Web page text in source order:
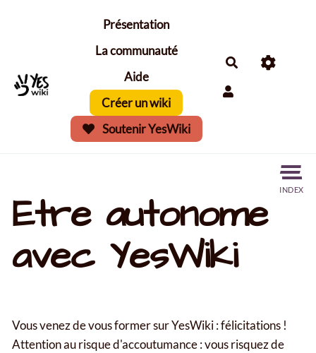
Aller au contenu principal
Présentation
La communauté
Aide
Créer un wiki
Soutenir YesWiki
INDEX
Etre autonome
avec YesWiki
Vous venez de vous former sur YesWiki : félicitations !
Attention au risque d'accoutumance : vous risquez de